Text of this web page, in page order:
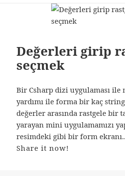
Değerleri girip
seçmek
Bir Csharp dizi uygulaması ile
yardımı ile forma bir kaç
değerler arasında rastgele bir
yarayan mini uygulamamızı
resimdeki gibi bir form
Share it now!